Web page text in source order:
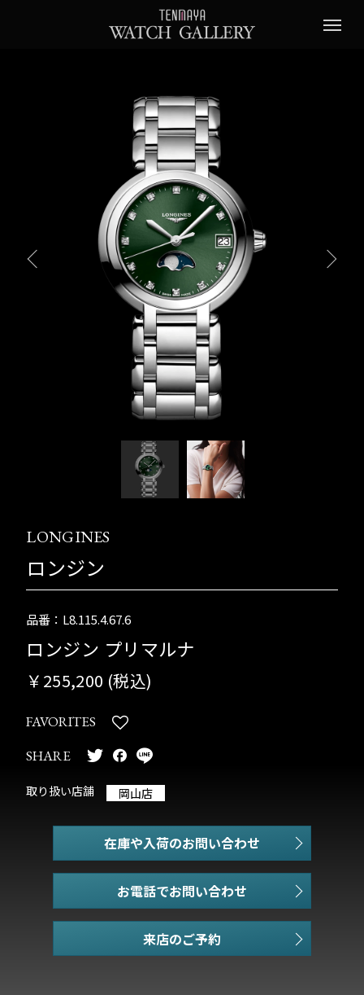
LONGINES
ロンジン
品番：L8.115.4.67.6
ロンジン プリマルナ
￥255,200 (税込)
FAVORITES
SHARE
取り扱い店舗 岡山店
在庫や入荷のお問い合わせ
お電話でお問い合わせ